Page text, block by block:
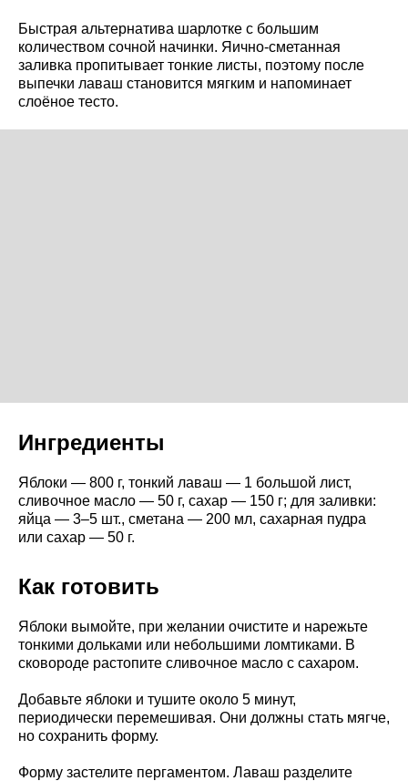
Быстрая альтернатива шарлотке с большим
количеством сочной начинки. Яично-сметанная
заливка пропитывает тонкие листы, поэтому после
выпечки лаваш становится мягким и напоминает
слоёное тесто.
Ингредиенты
Яблоки — 800 г, тонкий лаваш — 1 большой лист,
сливочное масло — 50 г, сахар — 150 г; для заливки:
яйца — 3–5 шт., сметана — 200 мл, сахарная пудра
или сахар — 50 г.
Как готовить
Яблоки вымойте, при желании очистите и нарежьте
тонкими дольками или небольшими ломтиками. В
сковороде растопите сливочное масло с сахаром.
Добавьте яблоки и тушите около 5 минут,
периодически перемешивая. Они должны стать мягче,
но сохранить форму.
Форму застелите пергаментом. Лаваш разделите